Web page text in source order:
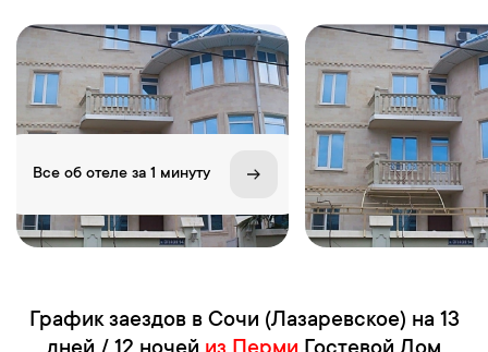
Все об отеле за 1 минуту
График заездов в Сочи (Лазаревское) на 13